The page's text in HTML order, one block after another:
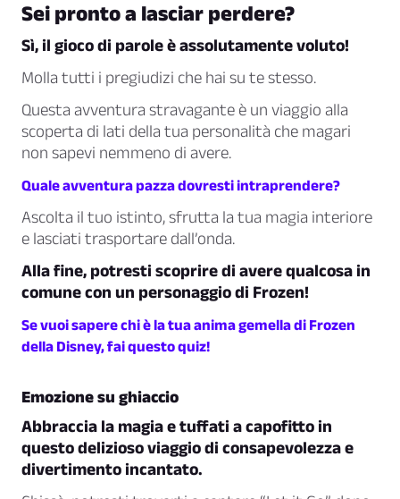
Sei pronto a lasciar perdere?
Sì, il gioco di parole è assolutamente voluto!
Molla tutti i pregiudizi che hai su te stesso.
Questa avventura stravagante è un viaggio alla
scoperta di lati della tua personalità che magari
non sapevi nemmeno di avere.
Quale avventura pazza dovresti intraprendere?
Ascolta il tuo istinto, sfrutta la tua magia interiore
e lasciati trasportare dall’onda.
Alla fine, potresti scoprire di avere qualcosa in
comune con un personaggio di Frozen!
Se vuoi sapere chi è la tua anima gemella di Frozen
della Disney, fai questo quiz!
Emozione su ghiaccio
Abbraccia la magia e tuffati a capofitto in
questo delizioso viaggio di consapevolezza e
divertimento incantato.